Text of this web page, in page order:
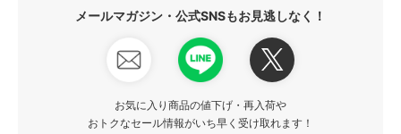
メールマガジン・公式SNSもお見逃しなく！
お気に入り商品の値下げ・再入荷や
おトクなセール情報がいち早く受け取れます！